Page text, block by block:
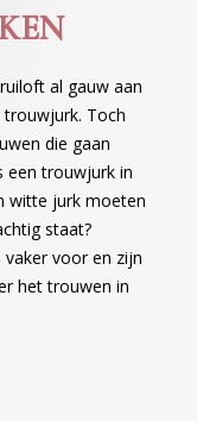
al gauw aan
Toch
die gaan
een trouwjurk in
witte jurk moeten
staat?
voor en zijn
het trouwen in